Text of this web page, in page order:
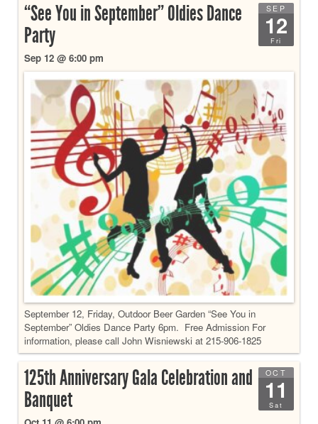
SEP
12
Fri
“See You in September” Oldies Dance
Party
Sep 12 @ 6:00 pm
September 12, Friday, Outdoor Beer Garden “See You in
September” Oldies Dance Party 6pm. Free Admission For
information, please call John Wisniewski at 215-906-1825
OCT
11
Sat
125th Anniversary Gala Celebration and
Banquet